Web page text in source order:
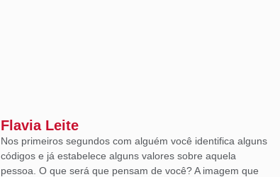
Flavia Leite
Nos primeiros segundos com alguém você identifica alguns
códigos e já estabelece alguns valores sobre aquela
pessoa. O que será que pensam de você? A imagem que